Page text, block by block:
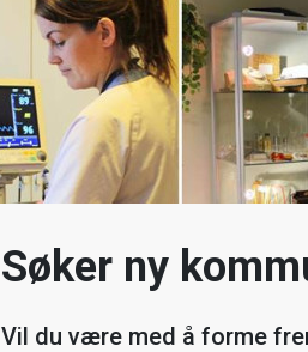
Søker ny
Vil du være med å forme